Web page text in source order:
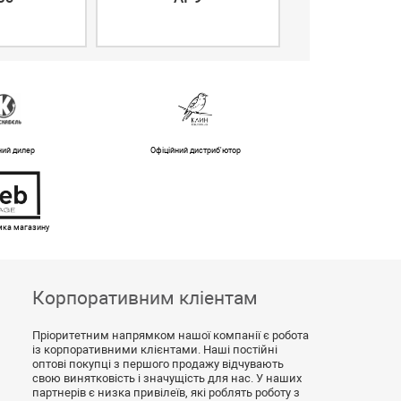
дилер Офіційний дистриб'ютор
магазину
Корпоративним кліентам
Пріоритетним напрямком нашої компанії є робота
із корпоративними клієнтами. Наші постійні
оптові покупці з першого продажу відчувають
свою винятковість і значущість для нас. У наших
партнерів є низка привілеїв, які роблять роботу з